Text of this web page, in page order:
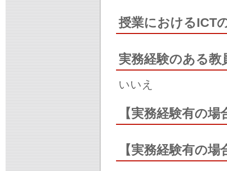
授業におけるICT
実務経験のある教
いいえ
【実務経験有の
【実務経験有の